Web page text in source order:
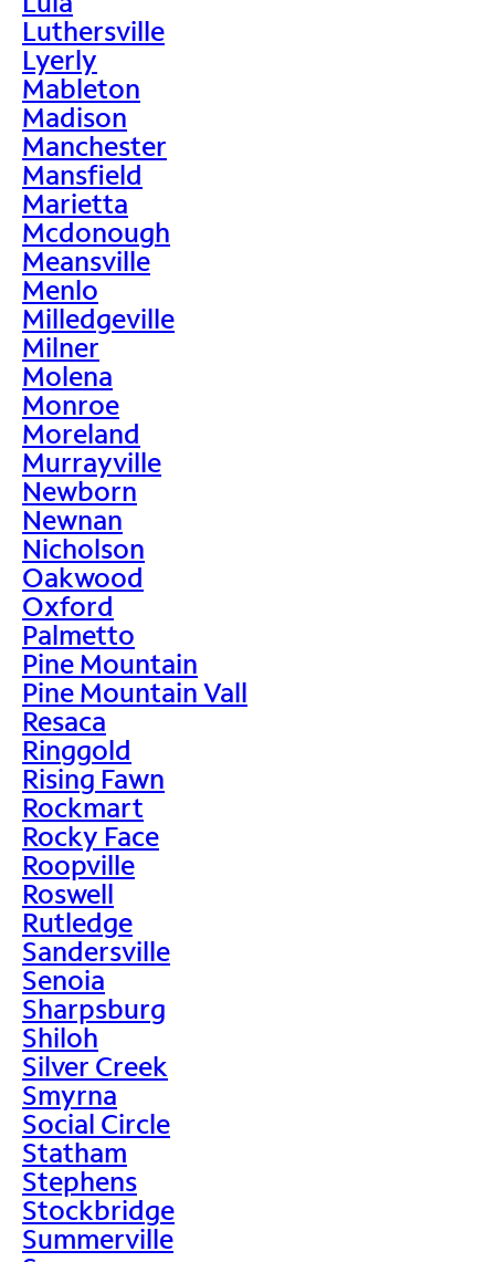
Luthersville
Lyerly
Mableton
Madison
Manchester
Mansfield
Marietta
Mcdonough
Meansville
Menlo
Milledgeville
Milner
Molena
Monroe
Moreland
Murrayville
Newborn
Newnan
Nicholson
Oakwood
Oxford
Palmetto
Pine Mountain
Pine Mountain Vall
Resaca
Ringgold
Rising Fawn
Rockmart
Rocky Face
Roopville
Roswell
Rutledge
Sandersville
Senoia
Sharpsburg
Shiloh
Silver Creek
Smyrna
Social Circle
Statham
Stephens
Stockbridge
Summerville